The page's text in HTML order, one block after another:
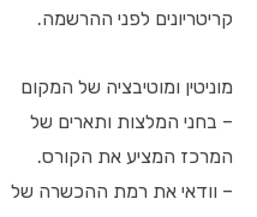
קריטריונים לפני ההרשמה.
מוניטין ומוטיבציה של המקום
– בחני המלצות ותארים של
המרכז המציע את הקורס.
– וודאי את רמת ההכשרה של